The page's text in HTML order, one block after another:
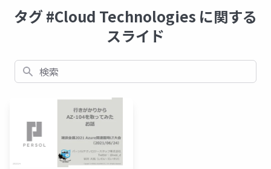
タグ #Cloud Technologies に関する
スライド
検索